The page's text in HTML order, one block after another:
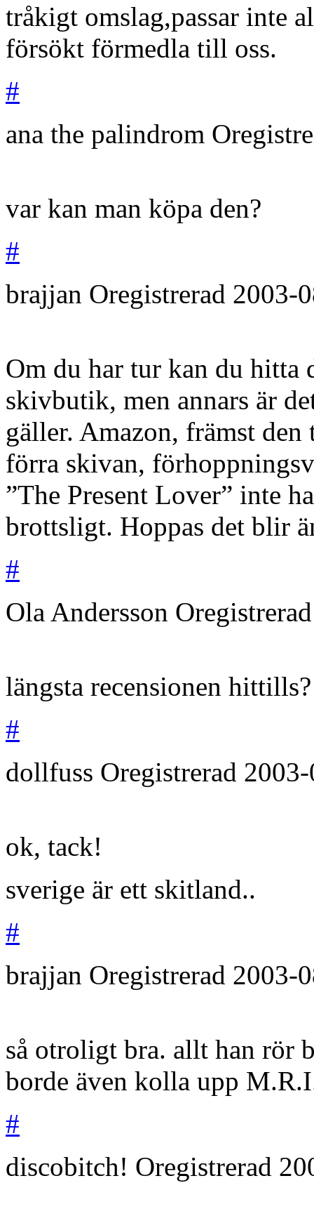
tråkigt omslag,passar inte
försökt förmedla till oss.
#
ana the palindrom
var kan man köpa den?
#
brajjan Oregistrerad 2003-
Om du har tur kan du hitta
skivbutik, men annars är
gäller. Amazon, främst
förra skivan,
”The Present Lover” inte
brottsligt. Hoppas det blir
#
Ola Andersson
längsta recensionen hittills?
#
dollfuss Oregistrerad
ok, tack!
sverige är ett skitland..
#
brajjan Oregistrerad 2003-
så otroligt bra. allt han rör
borde även kolla upp
#
discobitch! Oregistrerad